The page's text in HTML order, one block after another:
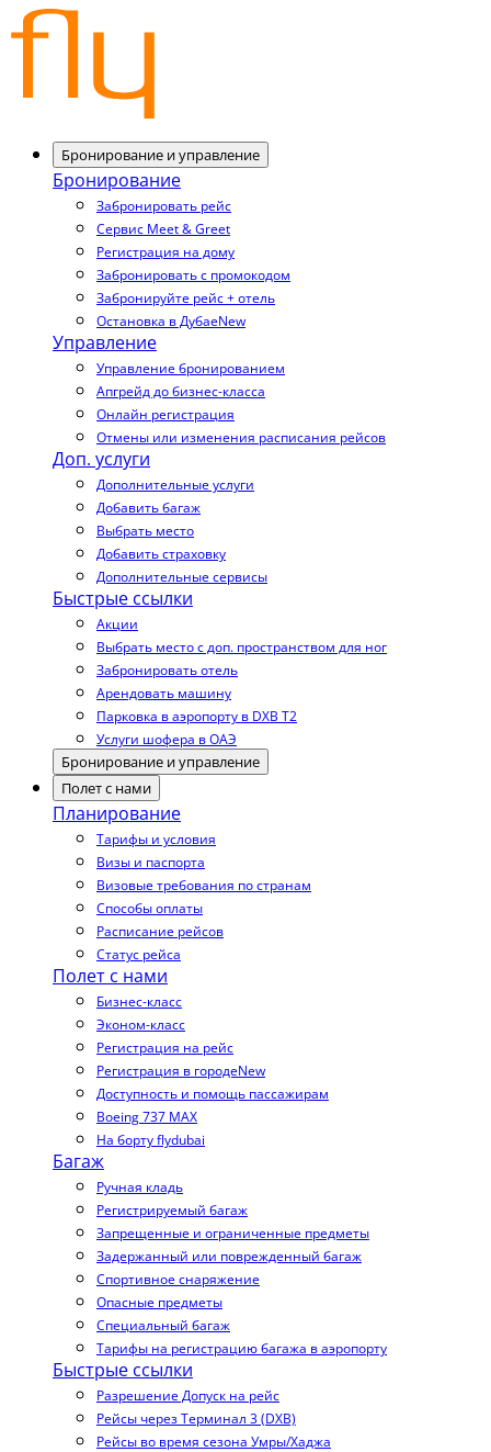
Бронирование и управление
Бронирование
Забронировать рейс
Сервис Meet & Greet
Регистрация на дому
Забронировать с промокодом
Забронируйте рейс + отель
Остановка в ДубаеNew
Управление
Управление бронированием
Апгрейд до бизнес-класса
Онлайн регистрация
Отмены или изменения расписания рейсов
Доп. услуги
Дополнительные услуги
Добавить багаж
Выбрать место
Добавить страховку
Дополнительные сервисы
Быстрые ссылки
Акции
Выбрать место с доп. пространством для ног
Забронировать отель
Арендовать машину
Парковка в аэропорту в DXB T2
Услуги шофера в ОАЭ
Бронирование и управление
Полет с нами
Планирование
Тарифы и условия
Визы и паспорта
Визовые требования по странам
Способы оплаты
Расписание рейсов
Статус рейса
Полет с нами
Бизнес-класс
Эконом-класс
Регистрация на рейс
Регистрация в городеNew
Доступность и помощь пассажирам
Boeing 737 MAX
На борту flydubai
Багаж
Ручная кладь
Регистрируемый багаж
Запрещенные и ограниченные предметы
Задержанный или поврежденный багаж
Спортивное снаряжение
Опасные предметы
Специальный багаж
Тарифы на регистрацию багажа в аэропорту
Быстрые ссылки
Разрешение Допуск на рейс
Рейсы через Терминал 3 (DXB)
Рейсы во время сезона Умры/Хаджа